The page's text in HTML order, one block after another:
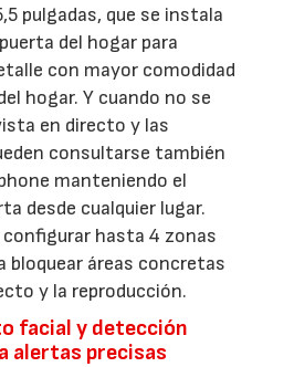
pulgadas, que se instala
del hogar para
con mayor comodidad
hogar. Y cuando no se
en directo y las
consultarse también
manteniendo el
desde cualquier lugar.
hasta 4 zonas
bloquear áreas concretas
y la reproducción.
facial y detección
alertas precisas